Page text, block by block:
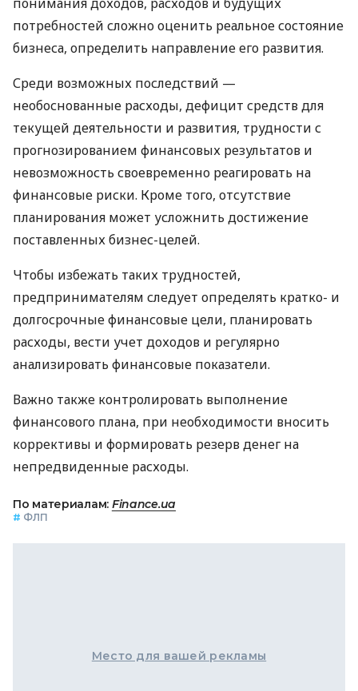
потребностей сложно оценить реальное состояние
бизнеса, определить направление его развития.
Среди возможных последствий —
необоснованные расходы, дефицит средств для
текущей деятельности и развития, трудности с
прогнозированием финансовых результатов и
невозможность своевременно реагировать на
финансовые риски. Кроме того, отсутствие
планирования может усложнить достижение
поставленных бизнес-целей.
Чтобы избежать таких трудностей,
предпринимателям следует определять кратко- и
долгосрочные финансовые цели, планировать
расходы, вести учет доходов и регулярно
анализировать финансовые показатели.
Важно также контролировать выполнение
финансового плана, при необходимости вносить
коррективы и формировать резерв денег на
непредвиденные расходы.
По материалам: Finance.ua
# ФЛП
Место для вашей рекламы